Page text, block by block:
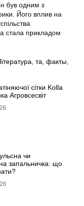
був одним з
Його вплив на
стала прикладом
та факты
сітки Kolla
Агровсесвіт
чи
запальничка: що